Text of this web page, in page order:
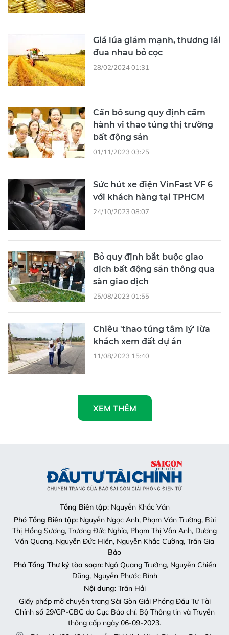
Giá lúa giảm mạnh, thương lái
đua nhau bỏ cọc
28/02/2024 01:31
Cần bổ sung quy định cấm
hành vi thao túng thị trường
bất động sản
01/11/2023 03:25
Sức hút xe điện VinFast VF 6
với khách hàng tại TPHCM
24/10/2023 08:07
Bỏ quy định bắt buộc giao
dịch bất động sản thông qua
sàn giao dịch
25/08/2023 01:55
Chiêu 'thao túng tâm lý' lừa
khách xem đất dự án
11/08/2023 15:40
XEM THÊM
Tổng Biên tập: Nguyễn Khắc Văn
Phó Tổng Biên tập:Nguyễn Ngọc Anh, Phạm Văn Trường, Bùi
Thị Hồng Sương, Trương Đức Nghĩa, Phạm Thị Vân Anh, Dương
Văn Quang, Nguyễn Đức Hiển, Nguyễn Khắc Cường, Trần Gia
Bảo
Phó Tổng Thư ký tòa soạn:Ngô Quang Trưởng, Nguyễn Chiến
Dũng, Nguyễn Phước Bình
Nội dung:Trần Hải
Giấy phép mở chuyên trang Sài Gòn Giải Phóng Đầu Tư Tài
Chính số 29/GP-CBC do Cục Báo chí, Bộ Thông tin và Truyền
thông cấp ngày 06-09-2023.